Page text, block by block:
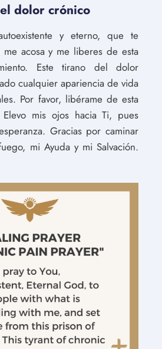
dolor crónico
y eterno, que te
acosa y me liberes de esta
Este tirano del dolor
cualquier apariencia de vida
Por favor, libérame de esta
mis ojos hacia Ti, pues
Gracias por caminar
mi Ayuda y mi Salvación.